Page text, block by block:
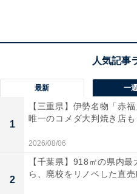
最新 一
1
【三重県】伊勢名物「赤
唯一のコメダ大判焼き店も
2026/08/06
2
【千葉県】918㎡の県内
ら、廃校をリノベした直売